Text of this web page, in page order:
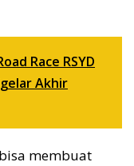
Race RSYD
Akhir
membuat